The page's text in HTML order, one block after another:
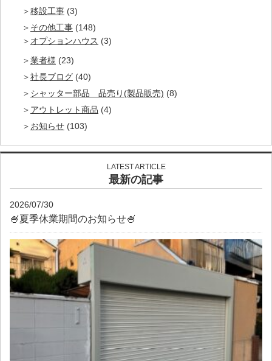
移設工事 (3)
その他工事 (148)
オプションハウス (3)
業者様 (23)
社長ブログ (40)
シャッター部品 品売り(製品販売) (8)
アウトレット商品 (4)
お知らせ (103)
LATEST ARTICLE
最新の記事
2026/07/30
🍧夏季休業期間のお知らせ🍧